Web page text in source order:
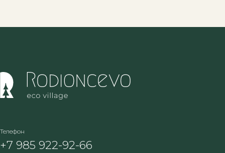
Телефон
+7 985 922-92-66